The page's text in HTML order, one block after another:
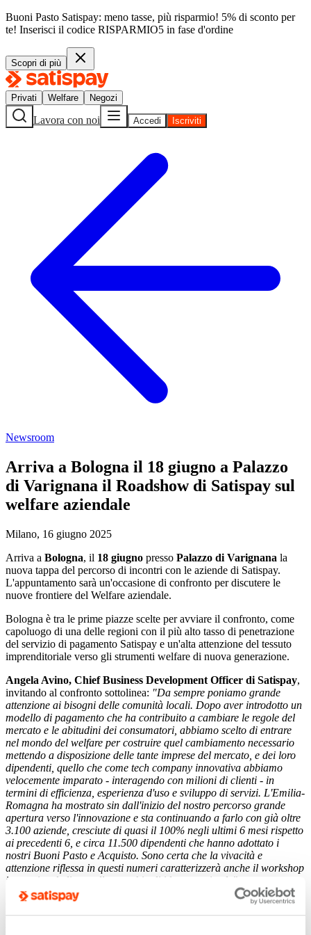
Buoni Pasto Satispay: meno tasse, più risparmio! 5% di sconto per
te! Inserisci il codice RISPARMIO5 in fase d'ordine
Scopri di più
Privati Welfare Negozi
Lavora con noi Accedi Iscriviti
Newsroom
Arriva a Bologna il 18 giugno a Palazzo
di Varignana il Roadshow di Satispay sul
welfare aziendale
Milano, 16 giugno 2025
Arriva a Bologna, il 18 giugno presso Palazzo di Varignana la
nuova tappa del percorso di incontri con le aziende di Satispay.
L'appuntamento sarà un'occasione di confronto per discutere le
nuove frontiere del Welfare aziendale.
Bologna è tra le prime piazze scelte per avviare il confronto, come
capoluogo di una delle regioni con il più alto tasso di penetrazione
del servizio di pagamento Satispay e un'alta attenzione del tessuto
imprenditoriale verso gli strumenti welfare di nuova generazione.
Angela Avino, Chief Business Development Officer di Satispay,
invitando al confronto sottolinea: "Da sempre poniamo grande
attenzione ai bisogni delle comunità locali. Dopo aver introdotto un
modello di pagamento che ha contribuito a cambiare le regole del
mercato e le abitudini dei consumatori, abbiamo scelto di entrare
nel mondo del welfare per costruire quel cambiamento necessario
mettendo a disposizione delle tante imprese del mercato, e dei loro
dipendenti, quello che come tech company innovativa abbiamo
velocemente imparato - interagendo con milioni di clienti - in
termini di efficienza, esperienza d'uso e sviluppo di servizi. L'Emilia-
Romagna ha mostrato sin dall'inizio del nostro percorso grande
apertura verso l'innovazione e sta continuando a farlo con già oltre
3.100 aziende, cresciute di quasi il 100% negli ultimi 6 mesi rispetto
ai precedenti 6, e circa 11.500 dipendenti che hanno adottato i
nostri Buoni Pasto e Acquisto. Sono certa che la vivacità e
attenzione riflessa in questi numeri caratterizzerà anche il workshop
interattivo dedicato allo scambio di idee tra aziende"
Con Satispay Welfare
, in un anno e mezzo dal lancio, la tech
company si sta affermando con un nuovo modello di riferimento nel